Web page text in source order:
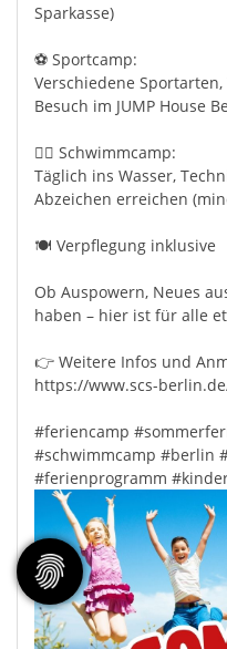
Sparkasse)
⚽ Sportcamp:
Verschiedene
Besuch im JUMP House
🏊‍♂️ Schwimmcamp:
Täglich ins Wasser,
Abzeichen erreichen
🍽️ Verpflegung inklusive
Ob Auspowern, Neues
haben – hier ist für alle
👉 Weitere Infos und
https://www.scs-
#feriencamp
#schwimmcamp #berlin
#ferienprogramm